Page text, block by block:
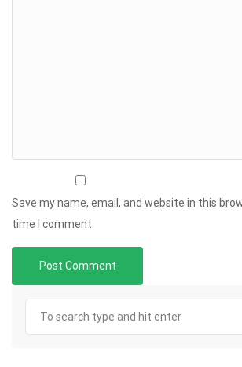
Save my name, email, and website in this
time I comment.